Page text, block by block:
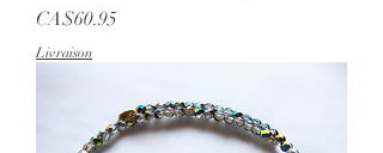
Price
CA$60.95
Livraison